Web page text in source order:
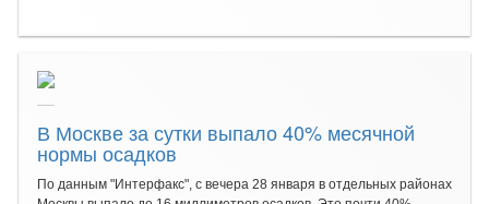
В Москве за сутки выпало 40% месячной
нормы осадков
По данным "Интерфакс", с вечера 28 января в отдельных районах